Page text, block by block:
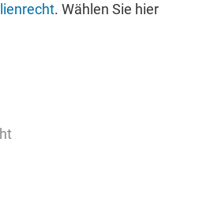
. Wählen Sie hier